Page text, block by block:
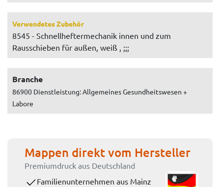
Verwendetes Zubehör
8545 - Schnellheftermechanik innen und zum
Rausschieben für außen, weiß , ;;;
Branche
86900 Dienstleistung: Allgemeines Gesundheitswesen +
Labore
Mappen direkt vom Hersteller
Premiumdruck aus Deutschland
Familienunternehmen aus Mainz